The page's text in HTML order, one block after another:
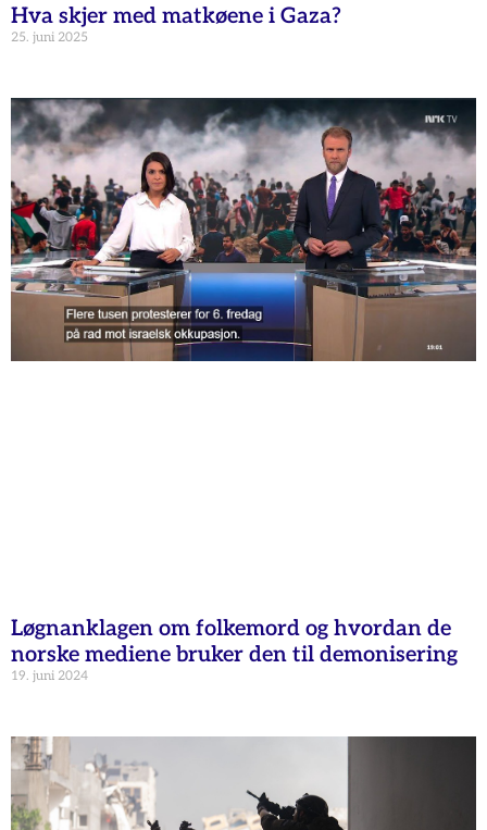
Hva skjer med matkøene i Gaza?
25. juni 2025
Løgnanklagen om folkemord og hvordan de
norske mediene bruker den til demonisering
19. juni 2024